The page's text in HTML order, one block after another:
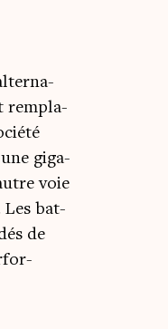
rem­pla­
giga­
voie
Les bat­
de